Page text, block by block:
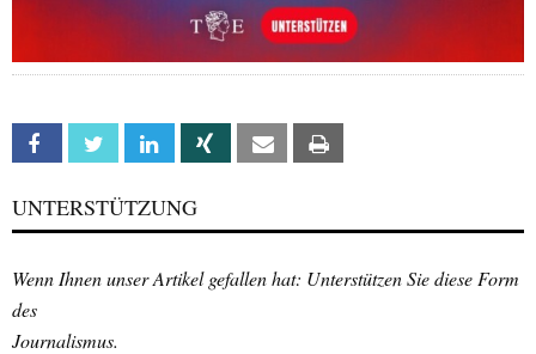
Facebook Twitter Linkedin Xing Email
UNTERSTÜTZUNG
Wenn Ihnen unser Artikel gefallen hat: Unterstützen Sie diese Form
des
Journalismus.